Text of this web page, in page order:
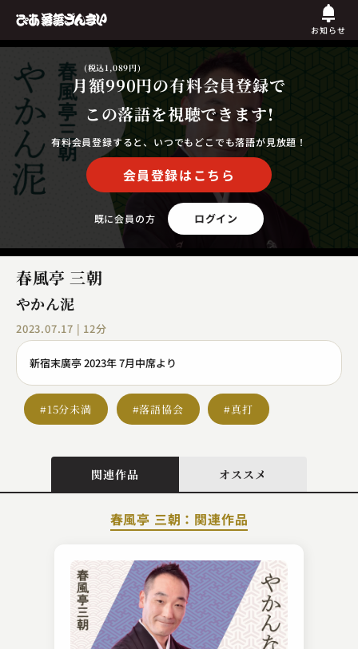
お知らせ
月額990円
(税込1,089円)
の有料会員登録で
この落語を視聴できます!
有料会員登録すると、いつでもどこでも落語が見放題！
会員登録はこちら
既に会員の方 ログイン
春風亭 三朝
やかん泥
2023.07.17 | 12分
新宿末廣亭 2023年 7月中席より
#15分未満 #落語協会 #真打
関連作品 オススメ
春風亭 三朝：関連作品